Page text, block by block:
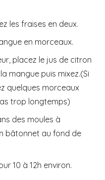
les fraises en deux.
en morceaux.
placez le jus de citron
mangue puis mixez.(Si
quelques morceaux
trop longtemps)
des moules à
bâtonnet au fond de
10 à 12h environ.